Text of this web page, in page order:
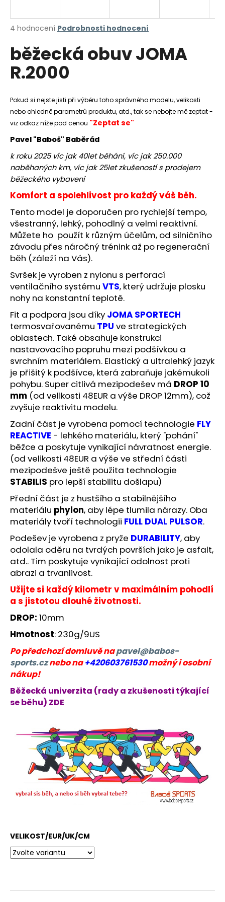
Průměrné
produktu
je
5,0
4 hodnocení Podrobnosti hodnocení
běžecká obuv JOMA
R.2000
Pokud si nejste jisti při výběru toho správného modelu, velikosti
nebo ohledně parametrů produktu, atd., tak se nebojte mě zeptat -
viz odkaz níže pod cenou "Zeptat se"
Pavel "Baboš" Baběrád
k roku 2025 víc jak 40let běhání, víc jak 250.000
naběhaných km, víc jak 25let zkušeností s prodejem
běžeckého vybavení
Komfort a spolehlivost pro každý váš běh.
Tento model je doporučen pro rychlejší tempo,
všestranný, lehký, pohodlný a velmi reaktivní.
Můžete ho použít k různým účelům, od silničního
závodu přes náročný trénink až po regenerační
běh (záleží na Vás).
Svršek je vyroben z nylonu s perforací
ventilačního systému VTS, který udržuje plosku
nohy na konstantní teplotě.
Fit a podpora jsou díky JOMA SPORTECH
termosvařovanému TPU ve strategických
oblastech. Také obsahuje konstrukci
nastavovacího popruhu mezi podšívkou a
svrchním materiálem. Elastický a ultralehký jazyk
je přišitý k podšívce, která zabraňuje jakémukoli
pohybu. Super citlivá mezipodešev má DROP 10
mm (od velikosti 48EUR a výše DROP 12mm), což
zvyšuje reaktivitu modelu.
Zadní část je vyrobena pomocí technologie FLY
REACTIVE - lehkého materiálu, který "pohání"
běžce a poskytuje vynikající návratnost energie.
(od velikosti 48EUR a výše ve střední části
mezipodešve ještě použita technologie
STABILIS pro lepší stabilitu došlapu)
Přední část je z hustšího a stabilnějšího
materiálu phylon, aby lépe tlumila nárazy. Oba
materiály tvoří technologii FULL DUAL PULSOR.
Podešev je vyrobena z pryže DURABILITY, aby
odolala oděru na tvrdých površích jako je asfalt,
atd.. Tim poskytuje vynikající odolnost proti
abrazi a trvanlivost.
Užijte si každý kilometr v maximálním pohodlí
a s jistotou dlouhé životnosti.
DROP: 10mm
Hmotnost: 230g/9US
Po předchozí domluvě napavel@babos-
sports.cznebo na+420603761530možný i osobní
nákup!
Běžecká univerzita (rady a zkušenosti týkající
se běhu) ZDE
VELIKOST/EUR/UK/CM
j
t
?
HLEDAT
D
o
p
o
u
č
u
j
e
m
e
BĚŽECKÉ
TÍLKO
RONHILL
CORE
VEST
540
Kč
Původně:
599
Kč